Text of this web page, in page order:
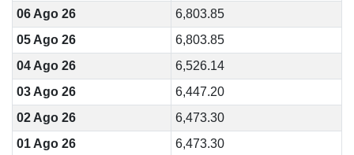
06 Ago 26
6,803.85
05 Ago 26
6,803.85
04 Ago 26
6,526.14
03 Ago 26
6,447.20
02 Ago 26
6,473.30
01 Ago 26
6,473.30